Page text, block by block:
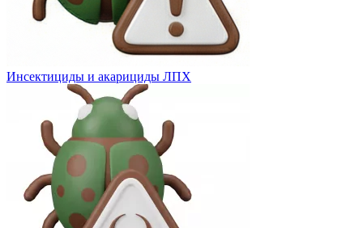
Инсектициды и акарициды ЛПХ